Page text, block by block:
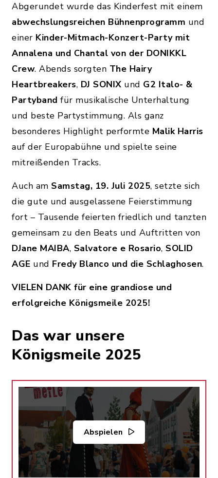
Abgerundet wurde das Kinderfest mit einem
abwechslungsreichen Bühnenprogramm und
einer Kinder-Mitmach-Konzert-Party mit
Annalena und Chantal von der DONIKKL
Crew. Abends sorgten The Hairy
Heartbreakers, DJ SONIX und G2 Italo- &
Partyband für musikalische Unterhaltung
und beste Partystimmung. Als ganz
besonderes Highlight performte Malik Harris
auf der Europabühne und spielte seine
mitreißenden Tracks.
Auch am Samstag, 19. Juli 2025, setzte sich
die gute und ausgelassene Feierstimmung
fort – Tausende feierten friedlich und tanzten
gemeinsam zu den Beats und Auftritten von
DJane MAIBA, Salvatore e Rosario, SOLID
AGE und Fredy Blanco und die Schlaghosen.
VIELEN DANK für eine grandiose und
erfolgreiche Königsmeile 2025!
Das war unsere
Königsmeile 2025
Abspielen